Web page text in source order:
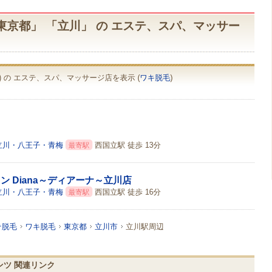
京都」 「立川」 の エステ、スパ、マッサー
の エステ、スパ、マッサージ店を表示 (ワキ脱毛)
川・八王子・青梅 最寄駅 西国立駅 徒歩 13分
Diana～ディアーナ～立川店
川・八王子・青梅 最寄駅 西国立駅 徒歩 16分
脱毛 ワキ脱毛 東京都 立川市 立川駅周辺
ツ 関連リンク